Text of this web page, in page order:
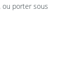
ou porter sous